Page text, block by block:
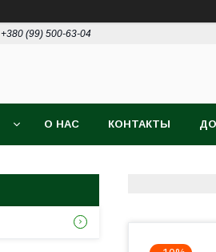
+380 (99) 500-63-04
О НАС КОНТАКТЫ